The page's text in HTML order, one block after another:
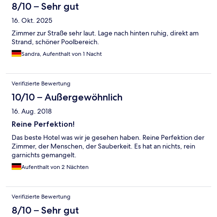
8/10 – Sehr gut
16. Okt. 2025
Zimmer zur Straße sehr laut. Lage nach hinten ruhig, direkt am
Strand, schöner Poolbereich.
Sandra, Aufenthalt von 1 Nacht
Verifizierte Bewertung
10/10 – Außergewöhnlich
16. Aug. 2018
Reine Perfektion!
Das beste Hotel was wir je gesehen haben. Reine Perfektion der
Zimmer, der Menschen, der Sauberkeit. Es hat an nichts, rein
garnichts gemangelt.
Aufenthalt von 2 Nächten
Verifizierte Bewertung
8/10 – Sehr gut